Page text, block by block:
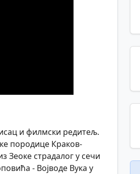
и филмски редитељ.
породице Краков-
Зеоке страдалог у сечи
- Војводе Вука у